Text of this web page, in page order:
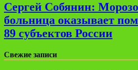
Сергей Собянин:
больница оказывает
89 субъектов России
Свежие записи